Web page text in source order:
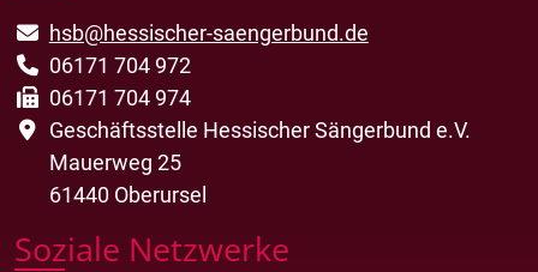
hsb@hessischer-saengerbund.de
06171 704 972
06171 704 974
Geschäftsstelle Hessischer Sängerbund e.V.
Mauerweg 25
61440 Oberursel
Soziale Netzwerke